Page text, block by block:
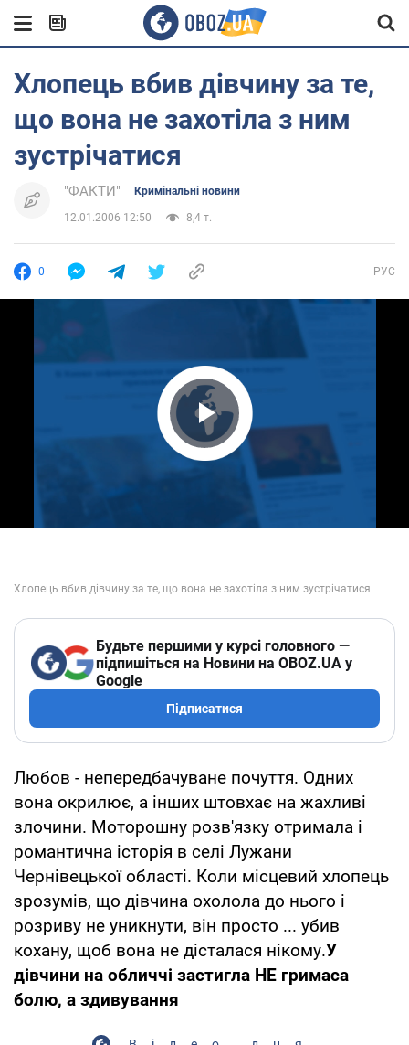
Хлопець вбив дівчину за те,
що вона не захотіла з ним
зустрічатися
"ФАКТИ" Кримінальні новини
12.01.2006 12:50 8,4 т.
0 РУС
Play Video
Будьте першими у курсі головного —
підпишіться на Новини на OBOZ.UA у
Google
Підписатися
Любов - непередбачуване почуття. Одних
вона окрилює, а інших штовхає на жахливі
злочини. Моторошну розв'язку отримала і
романтична історія в селі Лужани
Чернівецької області. Коли місцевий хлопець
зрозумів, що дівчина охолола до нього і
розриву не уникнути, він просто ... убив
кохану, щоб вона не дісталася нікому.У
дівчини на обличчі застигла НЕ гримаса
болю, а здивування